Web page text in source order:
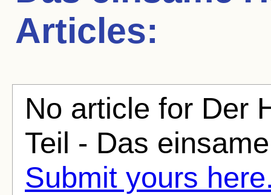
Articles:
No article for Der
Teil - Das
Submit yours